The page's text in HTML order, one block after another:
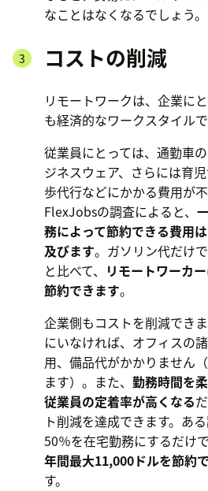
なことはなくなるでしょう。
コストの削減
リモートワークは、企業に
も経済的なワークスタイルで
従業員にとっては、通勤車
ジネスウェア、さらには育
歩代行などにかかる費用が不
FlexJobsの調査によると、
務によって節約できる費用
及びます。ガソリン代だけ
と比べて、 リモートワーカ
節約できます。
企業側もコストを削減でき
にいなければ、オフィスの
用、備品代がかかりません
ます）。また、 勤務時間を
従業員の定着率が高くなる
ト削減を達成できます。あ
50％を在宅勤務にするだけで
年間最大11,000ドルを節約
す。